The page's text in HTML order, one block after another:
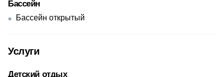
Бассейн
Бассейн открытый
Услуги
Детский отдых